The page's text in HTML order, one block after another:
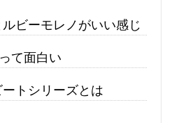
ビーモレノがいい感じ
て面白い
トシリーズとは